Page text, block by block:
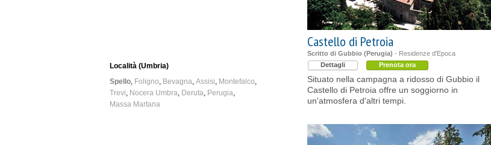
Castello di Petroia
Scritto di Gubbio (Perugia) - Residenze d'Epoca
Dettagli
Prenota ora
Situato nella campagna a ridosso di Gubbio il
Castello di Petroia offre un soggiorno in
un'atmosfera d'altri tempi.
Località (Umbria)
Spello Foligno Bevagna Assisi
Montefalco
Trevi
Nocera Umbra Deruta Perugia
Massa Martana